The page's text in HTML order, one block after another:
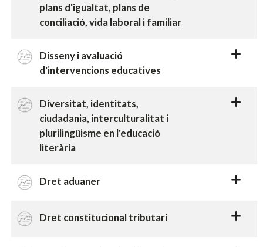
plans d'igualtat, plans de
conciliació, vida laboral i familiar
Disseny i avaluació
d'intervencions educatives
Diversitat, identitats,
ciudadania, interculturalitat i
plurilingüisme en l'educació
literària
Dret aduaner
Dret constitucional tributari